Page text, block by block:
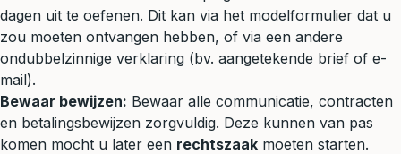
dagen uit te oefenen. Dit kan via het modelformulier dat u
zou moeten ontvangen hebben, of via een andere
ondubbelzinnige verklaring (bv. aangetekende brief of e-
mail).
Bewaar bewijzen: Bewaar alle communicatie, contracten
en betalingsbewijzen zorgvuldig. Deze kunnen van pas
komen mocht u later een rechtszaak moeten starten.